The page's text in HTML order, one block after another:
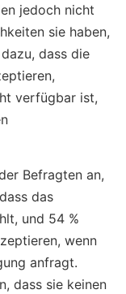
jedoch nicht
sie haben,
dass die
verfügbar ist,
Befragten an,
das
und 54 %
wenn
anfragt.
dass sie keinen